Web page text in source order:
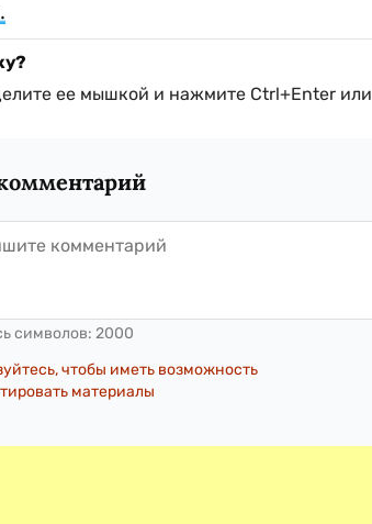
ее мышкой и нажмите Ctrl+Enter или
символов: 2000
чтобы иметь возможность
материалы